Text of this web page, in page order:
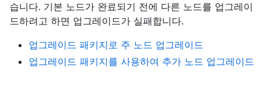
습니다. 기본 노드가 완료되기 전에 다른 노드를 업그레이
드하려고 하면 업그레이드가 실패합니다.
업그레이드 패키지로 주 노드 업그레이드
업그레이드 패키지를 사용하여 추가 노드 업그레이드